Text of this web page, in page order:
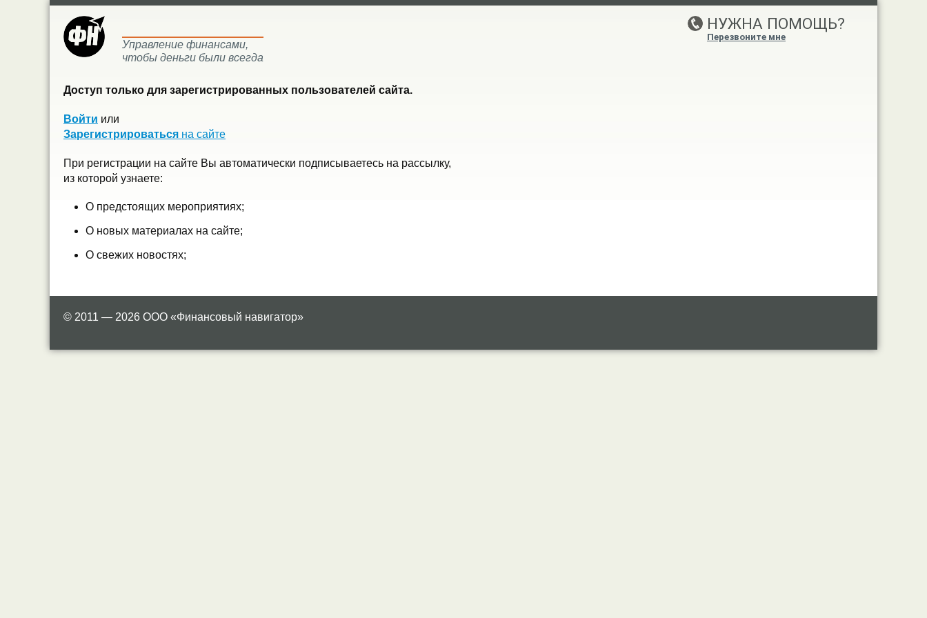
Управление финансами,
чтобы деньги были всегда
НУЖНА ПОМОЩЬ?
Перезвоните мне
Доступ только для зарегистрированных пользователей сайта.
Войти или
Зарегистрироваться на сайте
При регистрации на сайте Вы автоматически подписываетесь на рассылку,
из которой узнаете:
О предстоящих мероприятиях;
О новых материалах на сайте;
О свежих новостях;
© 2011 — 2026 ООО «Финансовый навигатор»